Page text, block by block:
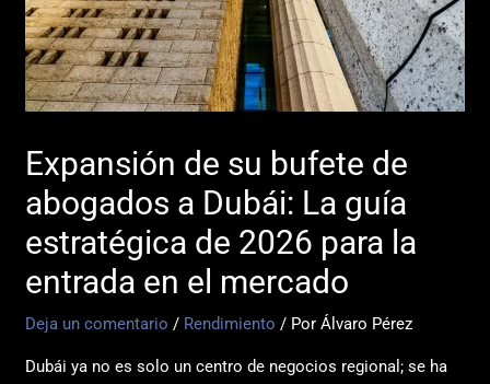
Expansión de su bufete de
abogados a Dubái: La guía
estratégica de 2026 para la
entrada en el mercado
Deja un comentario / Rendimiento / PorÁlvaro Pérez
Dubái ya no es solo un centro de negocios regional; se ha